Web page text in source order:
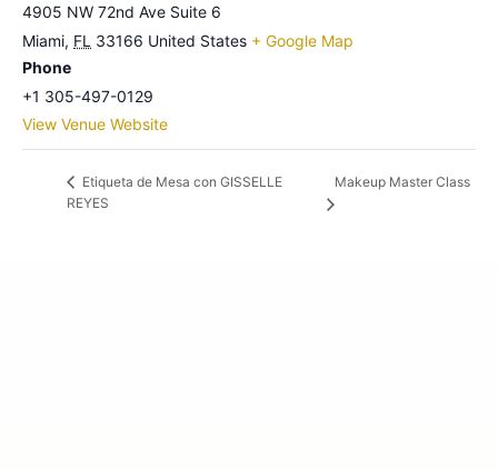
4905 NW 72nd Ave Suite 6
Miami, FL 33166 United States + Google Map
Phone
+1 305-497-0129
View Venue Website
Etiqueta de Mesa con GISSELLE
REYES
Makeup Master Class